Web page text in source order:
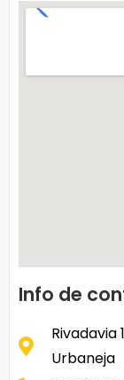
Info de
Rivadavia
Urbaneja